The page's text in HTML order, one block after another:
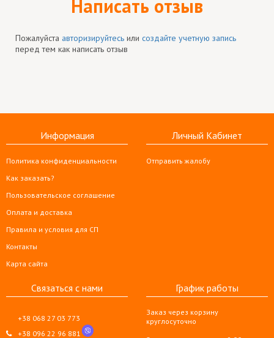
Написать отзыв
Пожалуйста авторизируйтесь или создайте учетную запись
перед тем как написать отзыв
Информация
Политика конфиденциальности
Как заказать?
Пользовательское соглашение
Оплата и доставка
Правила и условия для СП
Контакты
Карта сайта
Личный Кабинет
Отправить жалобу
Связаться с нами
+38 068 27 03 773
+38 096 22 96 881
График работы
Заказ через корзину
круглосуточно